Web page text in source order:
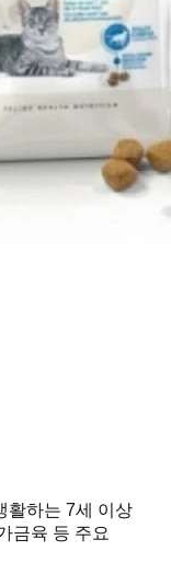
활하는 7세 이상
금육 등 주요